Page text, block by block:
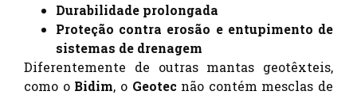
Durabilidade prolongada
Proteção contra erosão e entupimento de
sistemas de drenagem
Diferentemente de outras mantas geotêxteis,
como o Bidim, o Geotec não contém mesclas de